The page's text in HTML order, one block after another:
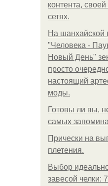
контента,
сетях.
На шанхайской
"Человека -
Новый День"
просто
настоящий
моды.
Готовы ли вы,
самых
Прически на
плетения.
Выбор
завесой челки: